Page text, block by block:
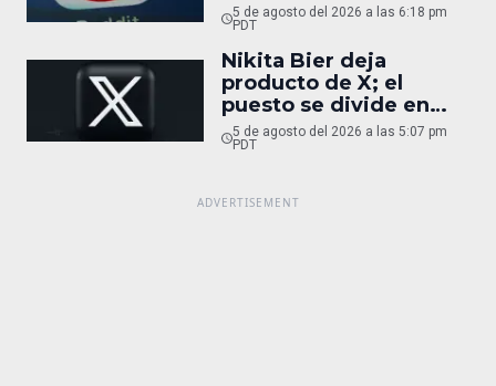
5 de agosto del 2026 a las 6:18 pm
PDT
Nikita Bier deja
producto de X; el
puesto se divide en
tres
5 de agosto del 2026 a las 5:07 pm
PDT